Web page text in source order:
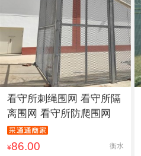
看守所刺绳围网 看守所隔
离围网 看守所防爬围网
¥86.00 衡水